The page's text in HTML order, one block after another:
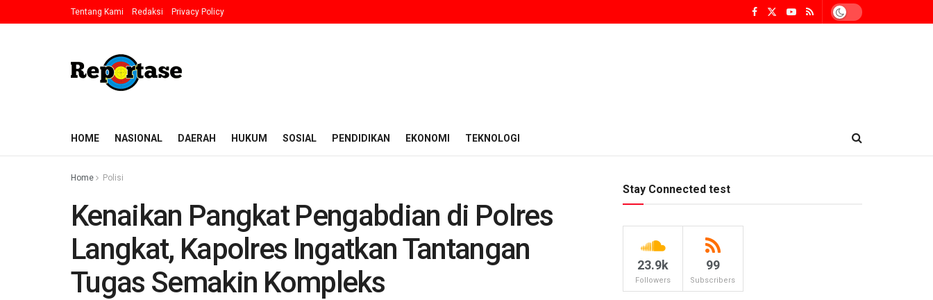
Tentang Kami Redaksi Privacy Policy
HOME NASIONAL DAERAH HUKUM SOSIAL PENDIDIKAN EKONOMI TEKNOLOGI
Home Polisi
Kenaikan Pangkat Pengabdian di Polres
Langkat, Kapolres Ingatkan Tantangan
Tugas Semakin Kompleks
Stay Connected test
23.9k
Followers
99
Subscribers